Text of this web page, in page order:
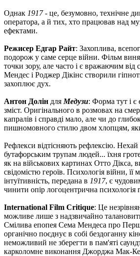
Однак 1917- це, безумовно, технічне
оператора, а й тих, хто працював над
ефектами.
Режисер Едгар Райт: Захоплива,
подорож у саме серце війни. Фільм
точки зору, але часто і є вражаючим від
Мендес і Роджер Дікінс створили
захоплює дух.
Антон Долін для Медузи: Форма тут і
зміст. Оригінального в розмовах на
капралів і справді мало, але чи до
пишномовного стилю двом хлопцям,
Рефлекси відтісняють рефлексію. Нехай
бутафорським трупам людей... їхня
як на військових картинах Отто Дікса,
свідомістю героїв. Психологія війни, її
інтуїтивність, передана в 1917, є
чинити опір логоцентрична психологія
International Film Critique: Це
можливе лише з надзвичайно
Смілива епопея Сема Мендеса про
органічно поєднує в собі бездоганну
неможливий не зберегти в пам'яті
карколомне виконання Джорджа Мак-